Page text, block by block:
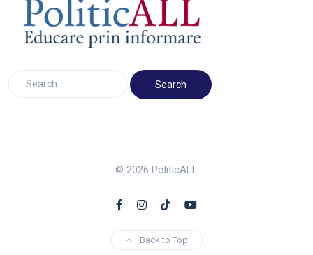
© 2026 PoliticALL
Back to Top